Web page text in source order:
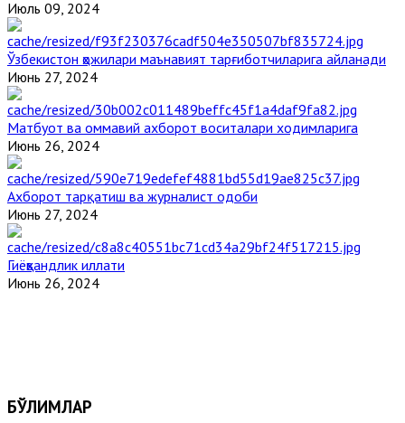
Июль 09, 2024
Ўзбекистон ҳожилари маънавият тарғиботчиларига айланади
Июнь 27, 2024
Матбуот ва оммавий ахборот воситалари ходимларига
Июнь 26, 2024
Ахборот тарқатиш ва журналист одоби
Июнь 27, 2024
Гиёҳвандлик иллати
Июнь 26, 2024
БЎЛИМЛАР